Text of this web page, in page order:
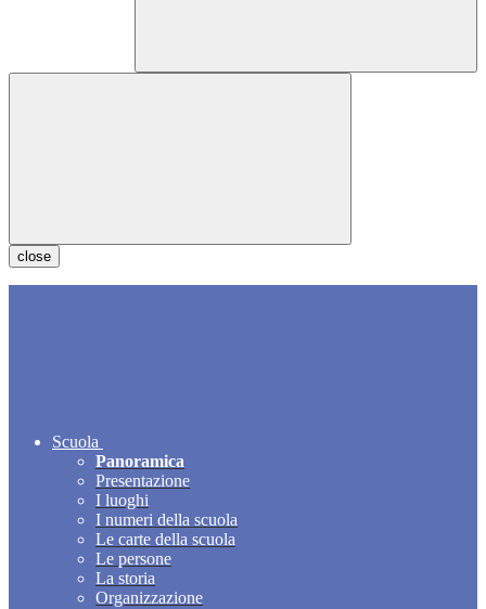
close
Scuola
Panoramica
Presentazione
I luoghi
I numeri della scuola
Le carte della scuola
Le persone
La storia
Organizzazione